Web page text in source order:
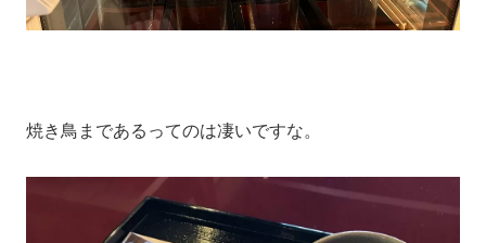
焼き鳥まであるってのは凄いですな。